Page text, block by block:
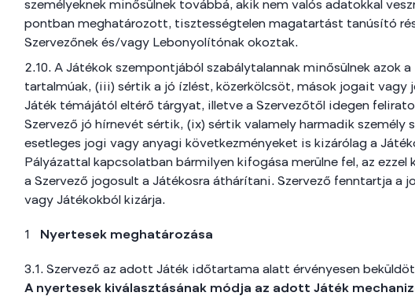
személyeknek minősülnek továbbá, akik nem valós adatokkal
pontban meghatározott, tisztességtelen magatartást tanúsító
Szervezőnek és/vagy Lebonyolítónak okoztak.
2.10. A Játékok szempontjából szabálytalannak minősülnek azok
tartalmúak, (iii) sértik a jó ízlést, közerkölcsöt, mások jogait
Játék témájától eltérő tárgyat, illetve a Szervezőtől idegen
Szervező jó hírnevét sértik, (ix) sértik valamely harmadik
esetleges jogi vagy anyagi következményeket is kizárólag a
Pályázattal kapcsolatban bármilyen kifogása merülne fel, az
a Szervező jogosult a Játékosra áthárítani. Szervező fenntartja
vagy Játékokból kizárja.
Nyertesek meghatározása
3.1. Szervező az adott Játék időtartama alatt érvényesen
A nyertesek kiválasztásának módja az adott Játék